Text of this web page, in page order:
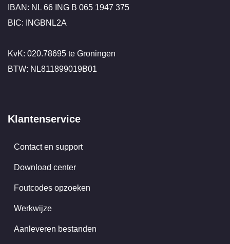
IBAN: NL 66 ING B 065 1947 375
BIC: INGBNL2A
KvK: 020.78695 te Groningen
BTW: NL811899019B01
Klantenservice
Contact en support
Download center
Foutcodes opzoeken
Werkwijze
Aanleveren bestanden